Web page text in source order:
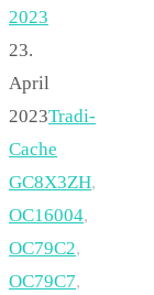
2023
23.
April
2023Tradi-
Cache
GC8X3ZH,
OC16004,
OC79C2,
OC79C7,